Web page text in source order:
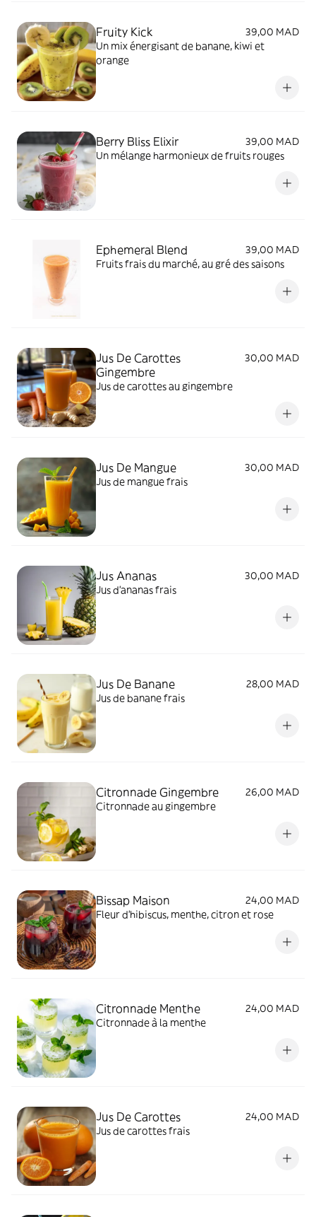
Fruity Kick
39,00 MAD
Un mix énergisant de banane, kiwi et
orange
Berry Bliss Elixir
39,00 MAD
Un mélange harmonieux de fruits rouges
Ephemeral Blend
39,00 MAD
Fruits frais du marché, au gré des saisons
Jus De Carottes
Gingembre
30,00 MAD
Jus de carottes au gingembre
Jus De Mangue
30,00 MAD
Jus de mangue frais
Jus Ananas
30,00 MAD
Jus d'ananas frais
Jus De Banane
28,00 MAD
Jus de banane frais
Citronnade Gingembre
26,00 MAD
Citronnade au gingembre
Bissap Maison
24,00 MAD
Fleur d'hibiscus, menthe, citron et rose
Citronnade Menthe
24,00 MAD
Citronnade à la menthe
Jus De Carottes
24,00 MAD
Jus de carottes frais